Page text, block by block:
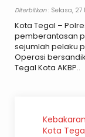
Diterbitkan: Selasa, 27
Kota Tegal –
pemberantasan
sejumlah pelaku
Operasi
Tegal Kota AKBP..
Kota